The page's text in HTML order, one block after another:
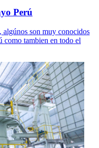
Perú
son muy conocidos
como tambien en todo el